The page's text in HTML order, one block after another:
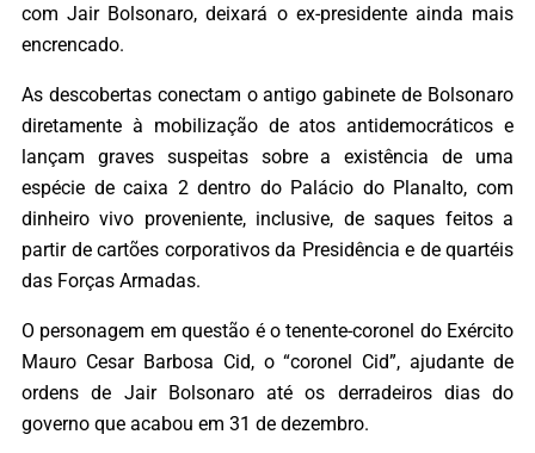
com Jair Bolsonaro, deixará o ex-presidente ainda mais
encrencado.
As descobertas conectam o antigo gabinete de Bolsonaro
diretamente à mobilização de atos antidemocráticos e
lançam graves suspeitas sobre a existência de uma
espécie de caixa 2 dentro do Palácio do Planalto, com
dinheiro vivo proveniente, inclusive, de saques feitos a
partir de cartões corporativos da Presidência e de quartéis
das Forças Armadas.
O personagem em questão é o tenente-coronel do Exército
Mauro Cesar Barbosa Cid, o “coronel Cid”, ajudante de
ordens de Jair Bolsonaro até os derradeiros dias do
governo que acabou em 31 de dezembro.